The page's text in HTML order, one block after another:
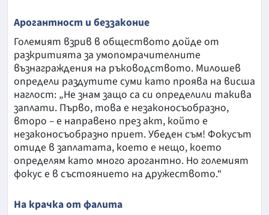
Арогантност и беззаконие
Големият взрив в обществото дойде от
разкритията за умопомрачителните
възнаграждения на ръководството. Милошев
определи раздутите суми като проява на висша
наглост: „Не знам защо са си определили такива
заплати. Първо, това е незаконосъобразно,
второ – е направено през акт, който е
незаконосъобразно приет. Убеден съм! Фокусът
отиде в заплатата, което е нещо, което
определям като много арогантно. Но големият
фокус е в състоянието на дружеството.“
На крачка от фалита